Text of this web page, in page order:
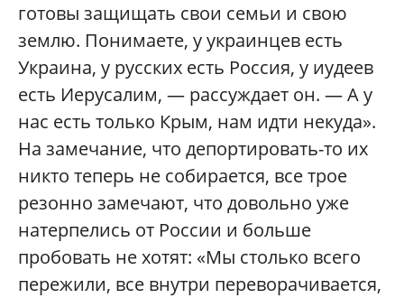
готовы защищать свои семьи и свою
землю. Понимаете, у украинцев есть
Украина, у русских есть Россия, у иудеев
есть Иерусалим, — рассуждает он. — А у
нас есть только Крым, нам идти некуда».
На замечание, что депортировать-то их
никто теперь не собирается, все трое
резонно замечают, что довольно уже
натерпелись от России и больше
пробовать не хотят: «Мы столько всего
пережили, все внутри переворачивается,